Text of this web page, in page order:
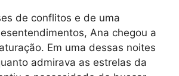
de conflitos e de uma
Ana chegou a
Em uma dessas noites
admirava as estrelas da